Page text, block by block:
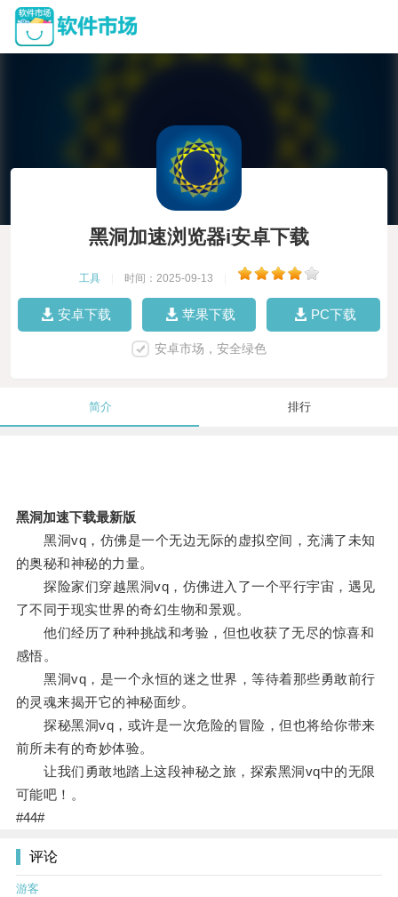
黑洞加速浏览器i安卓下载
工具 时间：2025-09-13
安卓下载 苹果下载 PC下载
安卓市场，安全绿色
简介 排行
黑洞加速下载最新版
黑洞vq，仿佛是一个无边无际的虚拟空间，充满了未知
的奥秘和神秘的力量。
探险家们穿越黑洞vq，仿佛进入了一个平行宇宙，遇见
了不同于现实世界的奇幻生物和景观。
他们经历了种种挑战和考验，但也收获了无尽的惊喜和
感悟。
黑洞vq，是一个永恒的迷之世界，等待着那些勇敢前行
的灵魂来揭开它的神秘面纱。
探秘黑洞vq，或许是一次危险的冒险，但也将给你带来
前所未有的奇妙体验。
让我们勇敢地踏上这段神秘之旅，探索黑洞vq中的无限
可能吧！。
#44#
评论
游客